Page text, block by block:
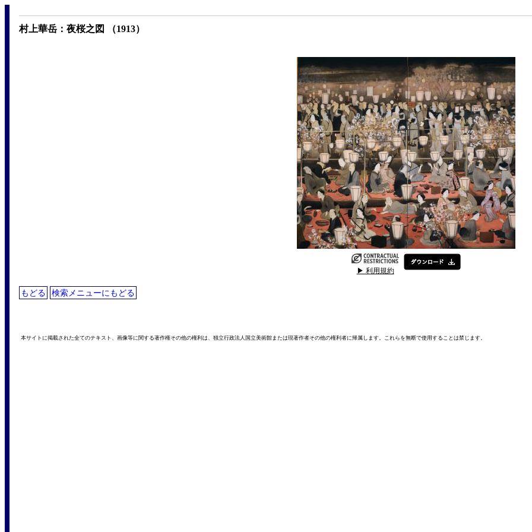
村上華岳：夜桜之図 （1913）
▶ 利用規約
もどる 検索メニューにもどる
本サイトに掲載された全てのテキスト、画像等に関する著作権その他の権利は、独立行政法人国立美術館または現著作者その他の権利者に帰属します。これらを無断で使用することは禁じます。